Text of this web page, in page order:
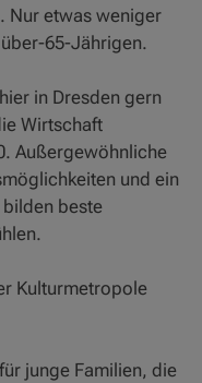
Nur etwas weniger
65-Jährigen.
in Dresden gern
Wirtschaft
Außergewöhnliche
und ein
beste
Kulturmetropole
junge Familien, die